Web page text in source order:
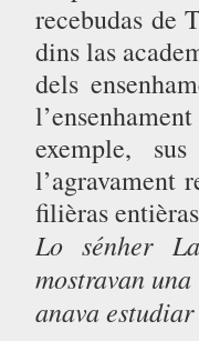
recebudas de
dins las
dels
exemple,
l’agravament
filièras
Lo sénher
mostravan
anava